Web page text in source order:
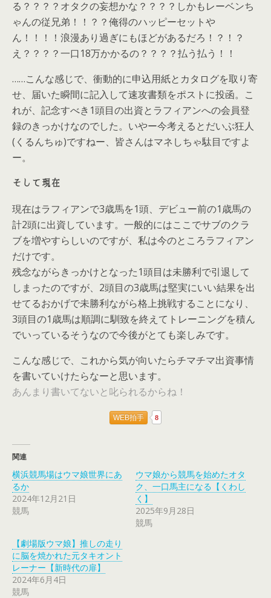
る？？？？オタクの妄想かな？？？？しかもレーベンち
ゃんの従兄弟！！？？俺得のハッピーセットや
ん！！！！浪漫あり過ぎにもほどがあるだろ！？！？
え？？？？一口18万かかるの？？？？払う払う！！
……こんな感じで、衝動的に申込用紙とカタログを取り寄
せ、届いた瞬間に記入して速攻書類をポストに投函。こ
れが、記念すべき1頭目の出資とラフィアンへの会員登
録のきっかけなのでした。いやー今考えるとだいぶ狂人
(くるんちゅ)ですねー、皆さんはマネしちゃ駄目ですよ
ー。
そして現在
現在はラフィアンで3歳馬を1頭、デビュー前の1歳馬の
計2頭に出資しています。一般的にはここでサブのクラ
ブを増やすらしいのですが、私は今のところラフィアン
だけです。
残念ながらきっかけとなった1頭目は未勝利で引退して
しまったのですが、2頭目の3歳馬は堅実にいい結果を出
せてるおかげで未勝利ながら格上挑戦することになり、
3頭目の1歳馬は順調に馴致を終えてトレーニングを積ん
でいっているそうなので今後がとても楽しみです。
こんな感じで、これから気が向いたらチマチマ出資事情
を書いていけたらなーと思います。
あんまり書いてないと叱られるからね！
WEB拍手 8
関連
横浜競馬場はウマ娘世界にあ
るか
2024年12月21日
競馬
ウマ娘から競馬を始めたオタ
ク、一口馬主になる【くわし
く】
2025年9月28日
競馬
【劇場版ウマ娘】推しの走り
に脳を焼かれた元タキオント
レーナー【新時代の扉】
2024年6月4日
競馬